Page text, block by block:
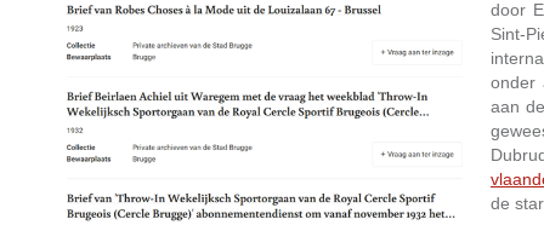
door
Sint-
onder
aan
de